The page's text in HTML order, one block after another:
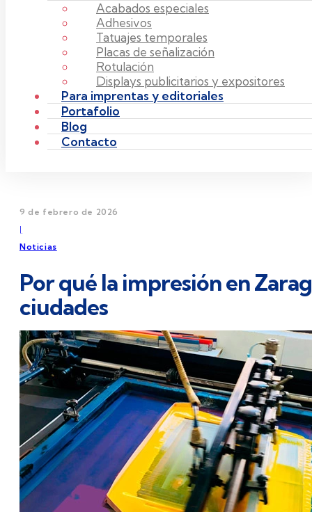
Acabados especiales
Adhesivos
Tatuajes temporales
Placas de señalización
Rotulación
Displays publicitarios y expositores
Para imprentas y editoriales
Portafolio
Blog
Contacto
9 de febrero de 2026
|
Noticias
Por qué la impresión en
ciudades